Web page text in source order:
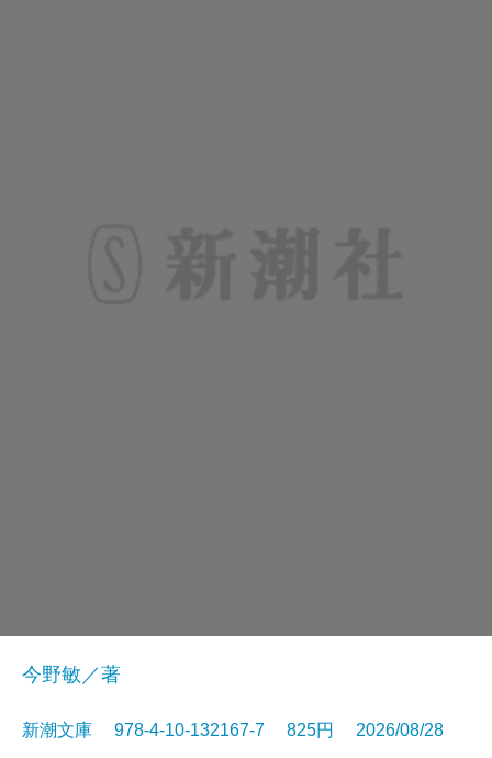
今野敏／著
新潮文庫 978-4-10-132167-7 825円 2026/08/28